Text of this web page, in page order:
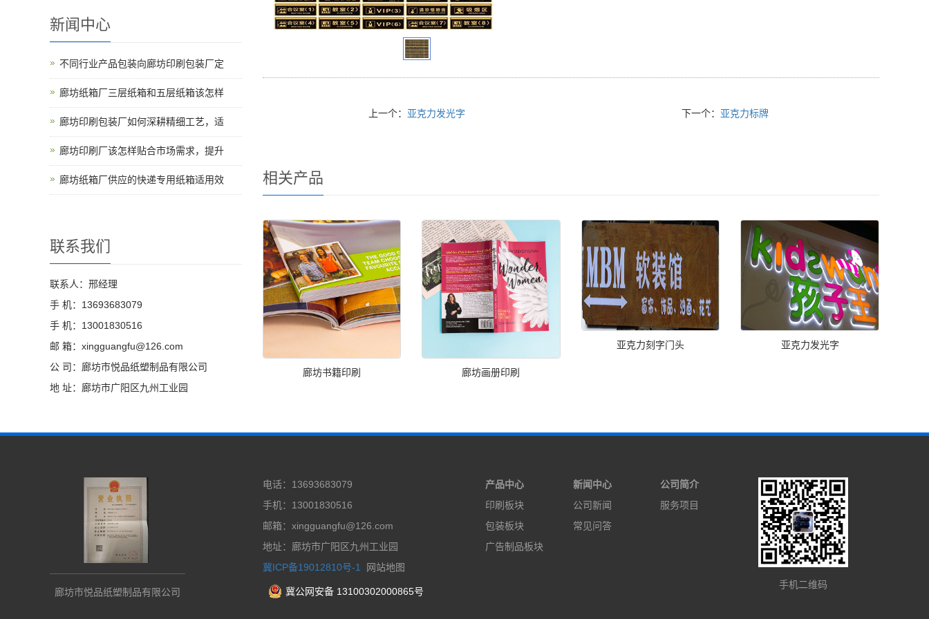
上一个： 亚克力发光字 下一个： 亚克力标牌
相关产品
廊坊书籍印刷 廊坊画册印刷
亚克力刻字门头 亚克力发光字
新闻中心
不同行业产品包装向廊坊印刷包装厂定
廊坊纸箱厂三层纸箱和五层纸箱该怎样
廊坊印刷包装厂如何深耕精细工艺，适
廊坊印刷厂该怎样贴合市场需求，提升
廊坊纸箱厂供应的快递专用纸箱适用效
联系我们
联系人：邢经理
手 机：13693683079
手 机：13001830516
邮 箱：xingguangfu@126.com
公 司：廊坊市悦品纸塑制品有限公司
地 址：廊坊市广阳区九州工业园
廊坊市悦品纸塑制品有限公司
电话：13693683079
手机：13001830516
邮箱：xingguangfu@126.com
地址：廊坊市广阳区九州工业园
冀ICP备19012810号-1
网站地图
冀公网安备 13100302000865号
产品中心
印刷板块
包装板块
广告制品板块
新闻中心
公司新闻
常见问答
公司简介
服务项目
手机二维码